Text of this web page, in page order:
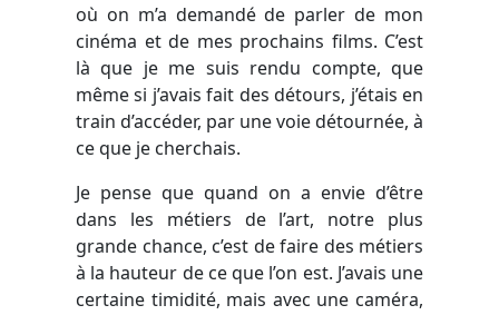
où on m’a demandé de parler de mon
cinéma et de mes prochains films. C’est
là que je me suis rendu compte, que
même si j’avais fait des détours, j’étais en
train d’accéder, par une voie détournée, à
ce que je cherchais.
Je pense que quand on a envie d’être
dans les métiers de l’art, notre plus
grande chance, c’est de faire des métiers
à la hauteur de ce que l’on est. J’avais une
certaine timidité, mais avec une caméra,